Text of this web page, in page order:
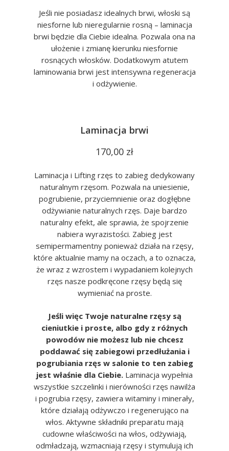
170,00 zł
Laminacja brwi
Laminacja i Lifting rzęs to zabieg dedykowany
naturalnym rzęsom. Pozwala na uniesienie,
pogrubienie, przyciemnienie oraz dogłębne
odżywianie naturalnych rzęs. Daje bardzo
naturalny efekt, ale sprawia, że spojrzenie
nabiera wyrazistości. Zabieg jest
semipermamentny ponieważ działa na rzęsy,
które aktualnie mamy na oczach, a to oznacza,
że wraz z wzrostem i wypadaniem kolejnych
rzęs nasze podkręcone rzęsy będą się
wymieniać na proste.
Jeśli więc Twoje naturalne rzęsy są
cieniutkie i proste, albo gdy z różnych
powodów nie możesz lub nie chcesz
poddawać się zabiegowi przedłużania i
pogrubiania rzęs w salonie to ten zabieg
jest właśnie dla Ciebie. Laminacja wypełnia
wszystkie szczelinki i nierówności rzęs nawilża
i pogrubia rzęsy, zawiera witaminy i minerały,
które działają odżywczo i regenerująco na
włos. Aktywne składniki preparatu mają
cudowne właściwości na włos, odżywiają,
odmładzają, wzmacniają rzęsy i stymulują ich
Jeśli nie posiadasz idealnych brwi, włoski są
niesforne lub nieregularnie rosną – laminacja
brwi będzie dla Ciebie idealna. Pozwala ona na
ułożenie i zmianę kierunku niesfornie
rosnących włosków. Dodatkowym atutem
laminowania brwi jest intensywna regeneracja
i odżywienie.